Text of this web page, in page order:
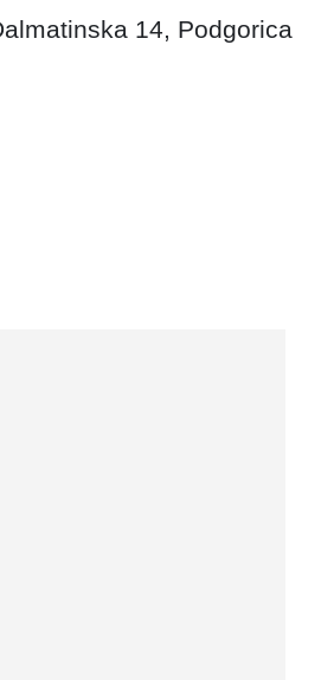
14, Podgorica